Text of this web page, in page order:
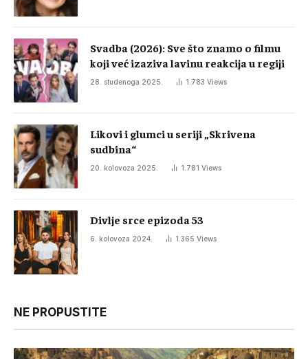
Svadba (2026): Sve što znamo o filmu
koji već izaziva lavinu reakcija u regiji
28. studenoga 2025. 1.783 Views
Likovi i glumci u seriji „Skrivena
sudbina“
20. kolovoza 2025. 1.781 Views
Divlje srce epizoda 53
6. kolovoza 2024. 1.365 Views
NE PROPUSTITE